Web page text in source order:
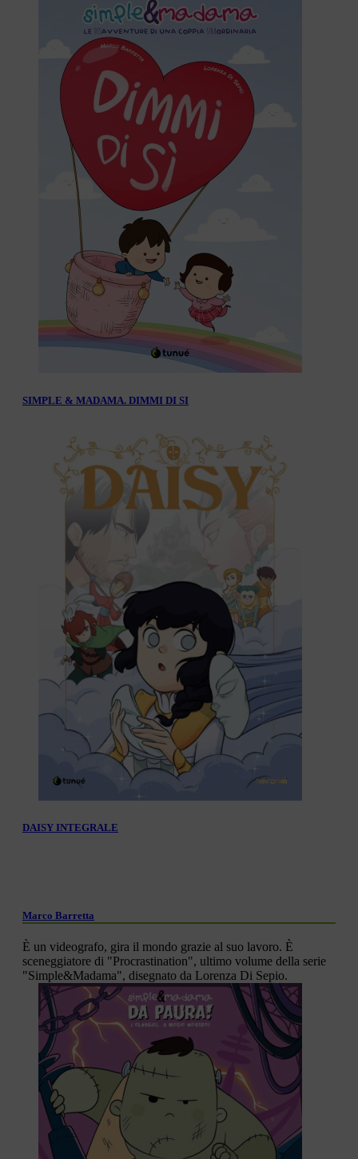
SIMPLE & MADAMA. DIMMI DI SI
DAISY INTEGRALE
Marco Barretta
È un videografo, gira il mondo grazie al suo lavoro. È
sceneggiatore di "Procrastination", ultimo volume della serie
"Simple&Madama", disegnato da Lorenza Di Sepio.